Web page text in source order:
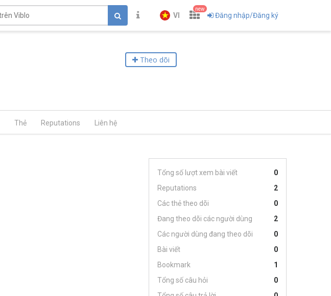
VI
new
Đăng nhập/Đăng ký
Theo dõi
Thẻ Reputations Liên hệ
Tổng số lượt xem bài viết
0
Reputations
2
Các thẻ theo dõi
0
Đang theo dõi các người dùng
2
Các người dùng đang theo dõi
0
Bài viết
0
Bookmark
1
Tổng số câu hỏi
0